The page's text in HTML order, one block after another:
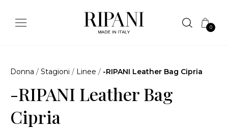
0
Donna / Stagioni / Linee / -RIPANI Leather Bag Cipria
-RIPANI Leather Bag
Cipria